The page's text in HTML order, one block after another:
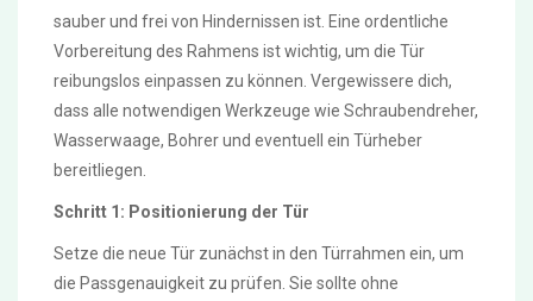
sauber und frei von Hindernissen ist. Eine ordentliche
Vorbereitung des Rahmens ist wichtig, um die Tür
reibungslos einpassen zu können. Vergewissere dich,
dass alle notwendigen Werkzeuge wie Schraubendreher,
Wasserwaage, Bohrer und eventuell ein Türheber
bereitliegen.
Schritt 1: Positionierung der Tür
Setze die neue Tür zunächst in den Türrahmen ein, um
die Passgenauigkeit zu prüfen. Sie sollte ohne